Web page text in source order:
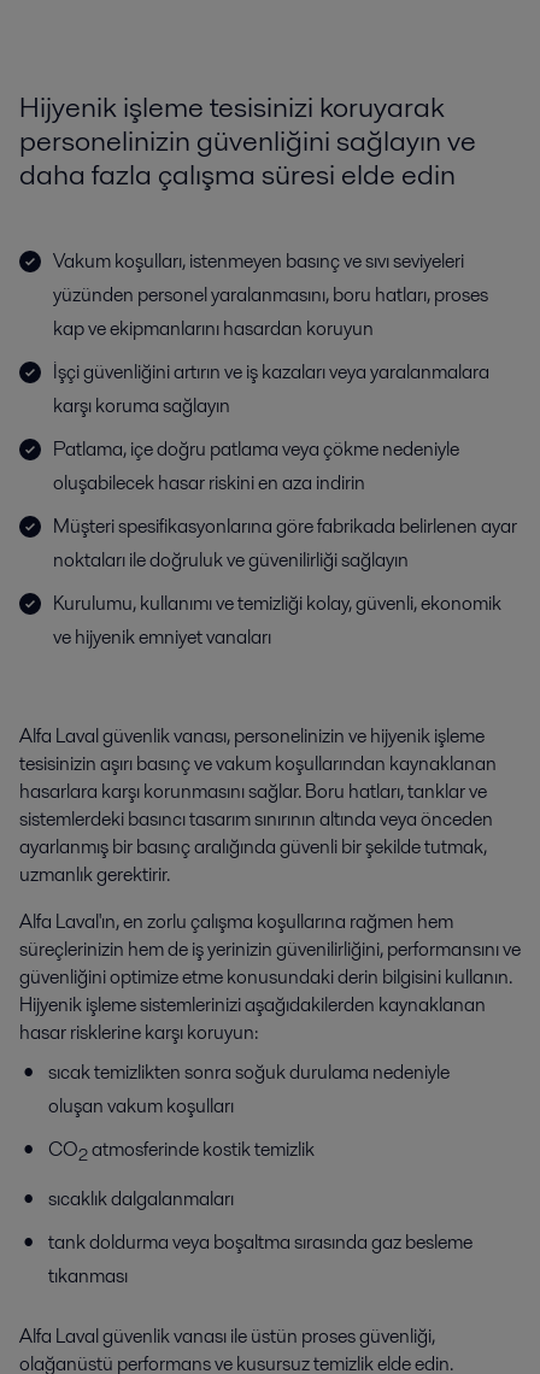
Hijyenik işleme tesisinizi koruyarak
personelinizin güvenliğini sağlayın ve
daha fazla çalışma süresi elde edin
Vakum koşulları, istenmeyen basınç ve sıvı seviyeleri
yüzünden personel yaralanmasını, boru hatları, proses
kap ve ekipmanlarını hasardan koruyun
İşçi güvenliğini artırın ve iş kazaları veya yaralanmalara
karşı koruma sağlayın
Patlama, içe doğru patlama veya çökme nedeniyle
oluşabilecek hasar riskini en aza indirin
Müşteri spesifikasyonlarına göre fabrikada belirlenen ayar
noktaları ile doğruluk ve güvenilirliği sağlayın
Kurulumu, kullanımı ve temizliği kolay, güvenli, ekonomik
ve hijyenik emniyet vanaları
Alfa Laval güvenlik vanası, personelinizin ve hijyenik işleme
tesisinizin aşırı basınç ve vakum koşullarından kaynaklanan
hasarlara karşı korunmasını sağlar. Boru hatları, tanklar ve
sistemlerdeki basıncı tasarım sınırının altında veya önceden
ayarlanmış bir basınç aralığında güvenli bir şekilde tutmak,
uzmanlık gerektirir.
Alfa Laval'ın, en zorlu çalışma koşullarına rağmen hem
süreçlerinizin hem de iş yerinizin güvenilirliğini, performansını ve
güvenliğini optimize etme konusundaki derin bilgisini kullanın.
Hijyenik işleme sistemlerinizi aşağıdakilerden kaynaklanan
hasar risklerine karşı koruyun:
sıcak temizlikten sonra soğuk durulama nedeniyle
oluşan vakum koşulları
CO2atmosferinde kostik temizlik
sıcaklık dalgalanmaları
tank doldurma veya boşaltma sırasında gaz besleme
tıkanması
Alfa Laval güvenlik vanası ile üstün proses güvenliği,
olağanüstü performans ve kusursuz temizlik elde edin.